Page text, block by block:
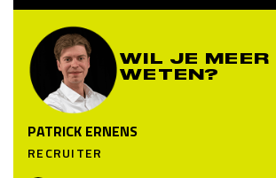
WIL JE MEER
WETEN?
PATRICK ERNENS
RECRUITER